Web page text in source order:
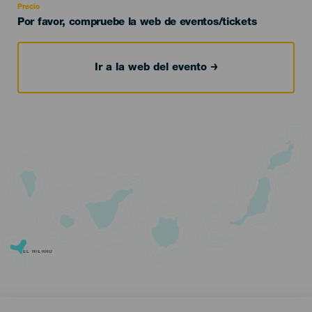
Precio
Por favor, compruebe la web de eventos/tickets
Ir a la web del evento
EL HIERRO